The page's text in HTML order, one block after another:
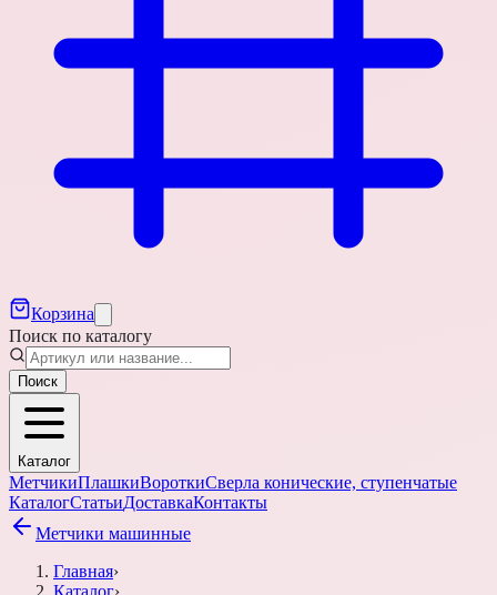
Корзина
Поиск по каталогу
Поиск
Каталог
МетчикиПлашкиВороткиСверла конические, ступенчатые
КаталогСтатьиДоставкаКонтакты
Метчики машинные
Главная›
Каталог›